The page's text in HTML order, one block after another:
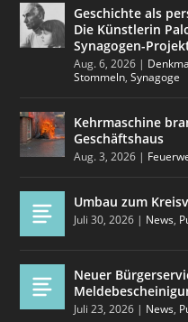
Geschichte als
Die Künstlerin
Synagogen-
Aug. 6, 2026 |
Stommeln,Synagoge
Kehrmaschine
Geschäftshaus
Aug. 3, 2026 |
Umbau zum
Juli 30, 2026 | News,
Neuer
Juli 23, 2026 | News,